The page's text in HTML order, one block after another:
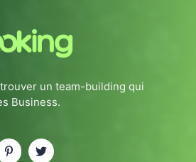
un team-building qui
Business.